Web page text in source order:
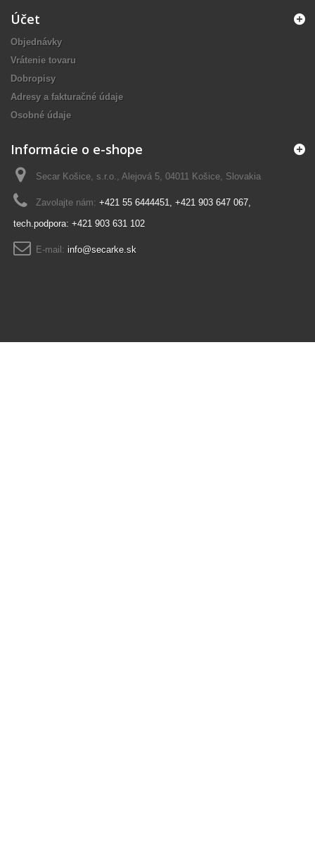
Účet
Objednávky
Vrátenie tovaru
Dobropisy
Adresy a fakturačné údaje
Osobné údaje
Informácie o e-shope
Secar Košice, s.r.o., Alejová 5, 04011 Košice, Slovakia
Zavolajte nám: +421 55 6444451, +421 903 647 067,
tech.podpora: +421 903 631 102
E-mail: info@secarke.sk